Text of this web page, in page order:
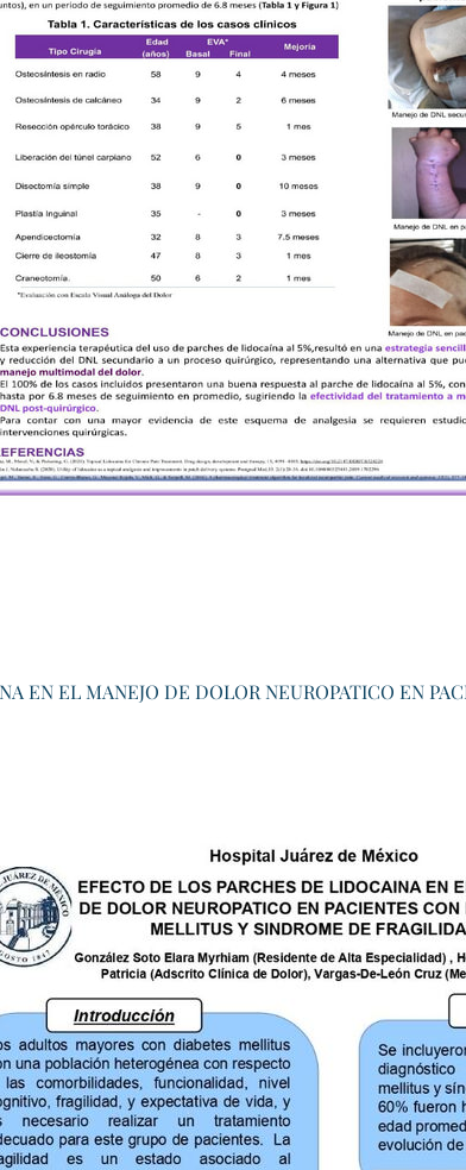
EN EL MANEJO DE DOLOR NEUROPATICO EN